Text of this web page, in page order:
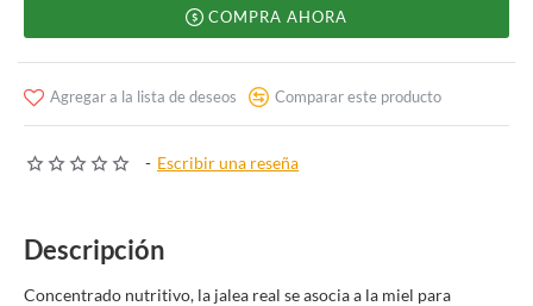
- Escribir una reseña
COMPRA AHORA
Agregar a la lista de deseos Comparar este producto
Descripción
Concentrado nutritivo, la jalea real se asocia a la miel para